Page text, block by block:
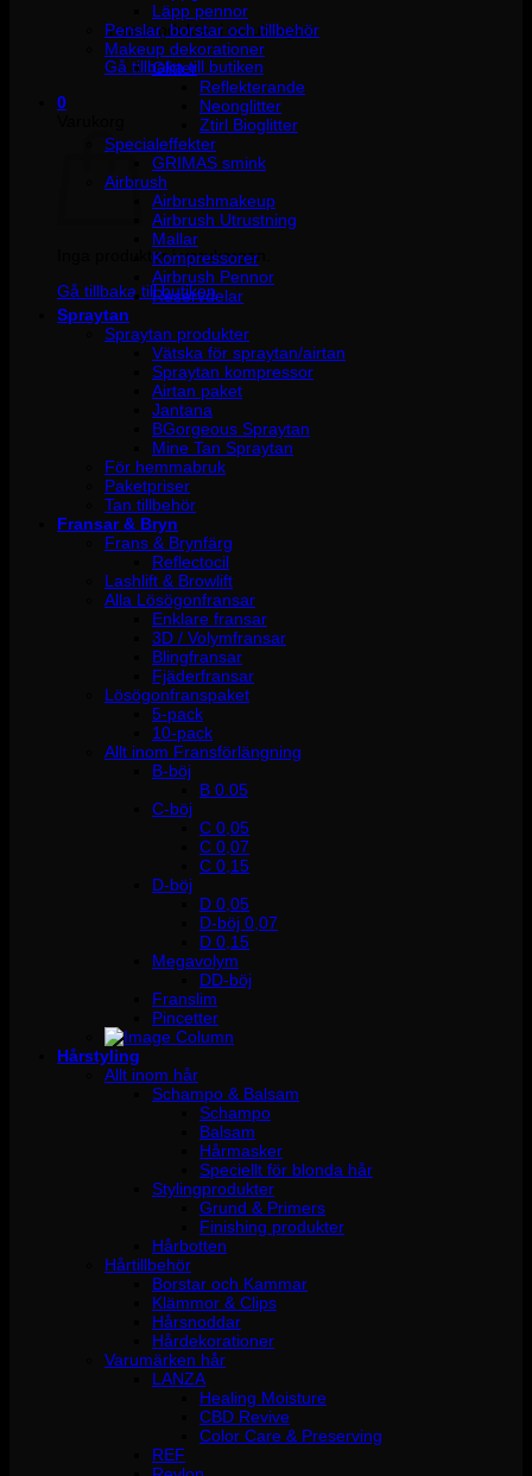
Inga produkter i varukorgen.
Gå tillbaka till butiken
0
Inga produkter i varukorgen.
Gå tillbaka till butiken
Läpp pennor
Penslar, borstar och tillbehör
Makeup dekorationer
Glitter
Reflekterande
Neonglitter
Ztirl Bioglitter
Specialeffekter
GRIMAS smink
Airbrush
Airbrushmakeup
Airbrush Utrustning
Mallar
Kompressorer
Airbrush Pennor
Reservdelar
Spraytan
Spraytan produkter
Vätska för spraytan/airtan
Spraytan kompressor
Airtan paket
Jantana
BGorgeous Spraytan
Mine Tan Spraytan
För hemmabruk
Paketpriser
Tan tillbehör
Fransar & Bryn
Frans & Brynfärg
Reflectocil
Lashlift & Browlift
Alla Lösögonfransar
Enklare fransar
3D / Volymfransar
Blingfransar
Fjäderfransar
Lösögonfranspaket
5-pack
10-pack
Allt inom Fransförlängning
B-böj
B 0.05
C-böj
C 0,05
C 0,07
C 0,15
D-böj
D 0,05
D-böj 0,07
D 0,15
Megavolym
DD-böj
Franslim
Pincetter
Hårstyling
Allt inom hår
Schampo & Balsam
Schampo
Balsam
Hårmasker
Speciellt för blonda hår
Stylingprodukter
Grund & Primers
Finishing produkter
Hårbotten
Hårtillbehör
Borstar och Kammar
Klämmor & Clips
Hårsnoddar
Hårdekorationer
Varumärken hår
LANZA
Healing Moisture
CBD Revive
Color Care & Preserving
REF